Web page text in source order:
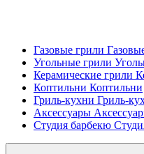
Газовые грили
Угольные грили
Керамические грили
Коптильни Коптильни
Гриль-кухни Гриль-
Аксессуары
Студия барбекю